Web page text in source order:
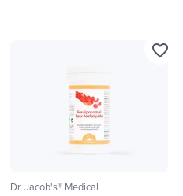
Dr. Jacob's® Medical
favorite_border